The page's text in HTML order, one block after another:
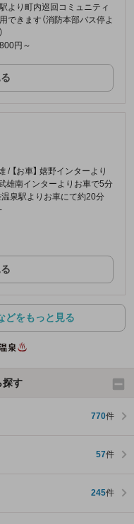
より町内巡回コミュニティ
できます（消防本部バス停よ
円～
/ 【お車】 嬉野インターより
雄南インターよりお車で5分
温泉駅よりお車にて約20分
どをもっと見る
探す
770件
57件
245件